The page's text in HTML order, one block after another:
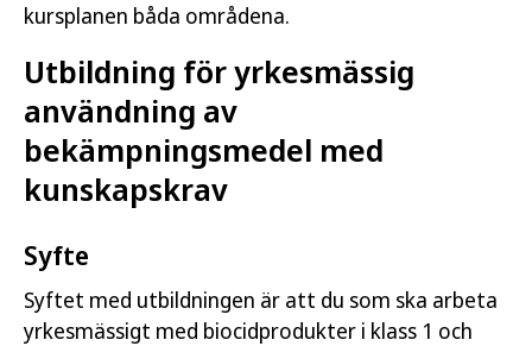
kursplanen båda områdena.
Utbildning för yrkesmässig
användning av
bekämpningsmedel med
kunskapskrav
Syfte
Syftet med utbildningen är att du som ska arbeta
yrkesmässigt med biocidprodukter i klass 1 och